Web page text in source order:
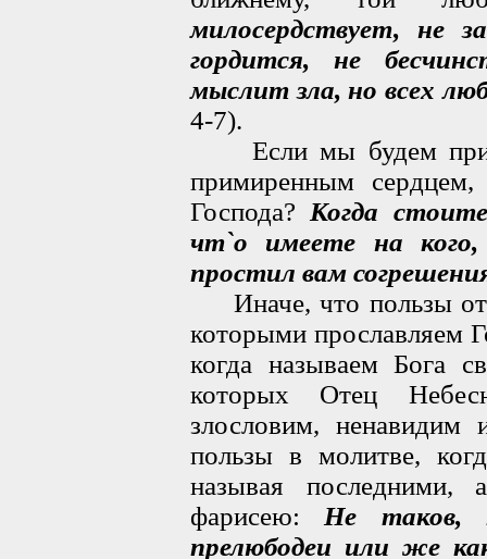
милосердствует, не
гордится, не
мыслит зла, но всех
4-7).
Если мы будем
примиренным
Господа? Когда
чт`о имеете на
простил вам
Иначе, что пользы от
которыми прославляем
когда называем Бога
которых Отец
злословим, ненавидим
пользы в молитве,
называя последними,
фарисею: Не таков,
прелюбодеи или же